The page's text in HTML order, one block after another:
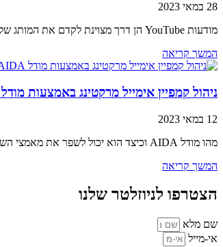
28 במאי 2023
מודעות YouTube הן דרך מצוינת לקדם את המותג שלכם בפני לקוחות פוטנציאליים. עם האסטרטגיה הנכונה, ניתן להשתמש בכלי רב עוצמה זה כדי להגיע ליותר אנשים
המשך קריאה
ניהול קמפיין אימייל מרקטינג באמצעות מודל AIDA
12 במאי 2023
מהו מודל AIDA וכיצד הוא יכול לשפר את מאמצי השיווק שלך בדוא"ל מודל AIDA הוא כלי רב עוצמה שיכול לעזור לך לשפר את מאמצי השיווק
המשך קריאה
הצטרפו לניוזלטר שלנו
שם מלא
אי-מייל